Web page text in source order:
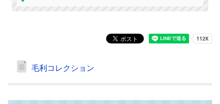
毛利コレクション